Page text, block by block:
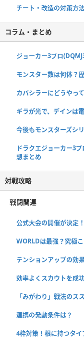
チート・改造の対策方
コラム・まとめ
ジョーカー3プロ
モンスター数は何体？
カバシラーにどうやっ
ギラが光で、デインは
今後もモンスターズシ
ドラクエジョーカー3
想まとめ
対戦攻略
戦闘関連
公式大会の開催が決定
WORLDは最強？究極
テンションアップの効
効率よくスカウトを成
「みがわり」戦法のス
連携の発動条件は？
4枠対策！根に持つタ